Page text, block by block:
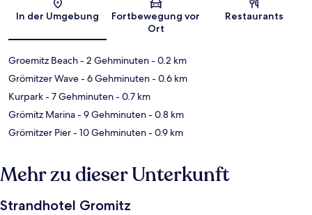
Karte
In der Umgebung
Fortbewegung vor
Ort
Restaurants
Groemitz Beach- 2 Gehminuten- 0.2 km
Grömitzer Wave- 6 Gehminuten- 0.6 km
Kurpark- 7 Gehminuten- 0.7 km
Grömitz Marina- 9 Gehminuten- 0.8 km
Grömitzer Pier- 10 Gehminuten- 0.9 km
Mehr zu dieser Unterkunft
Strandhotel Gromitz